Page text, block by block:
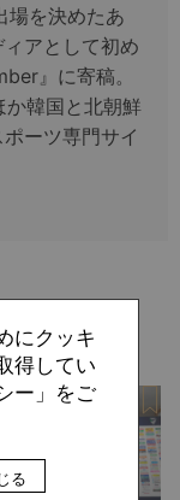
場を決めたあ
アとして初め
』に寄稿。
か韓国と北朝鮮
ーツ専門サイ
にクッキ
得してい
ー」をご
る